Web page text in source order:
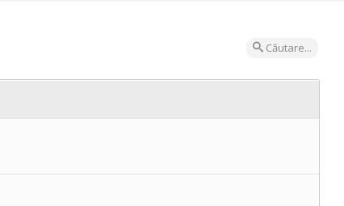
Căutare...